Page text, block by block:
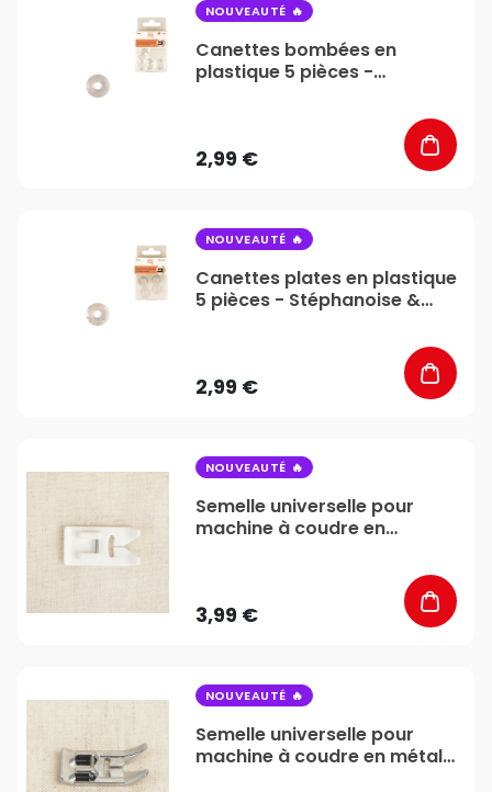
NOUVEAUTÉ
Canettes bombées en
plastique 5 pièces -
2,99 €
NOUVEAUTÉ
Canettes plates en plastique
5 pièces - Stéphanoise &
2,99 €
NOUVEAUTÉ
Semelle universelle pour
machine à coudre en
3,99 €
NOUVEAUTÉ
Semelle universelle pour
machine à coudre en métal -